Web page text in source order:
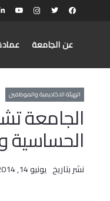
عن الجامعة
الهيئة الاكاديمية والموظفين
الجامعة
الحساسية
نشر بتاريخ يونيو 14, 2014